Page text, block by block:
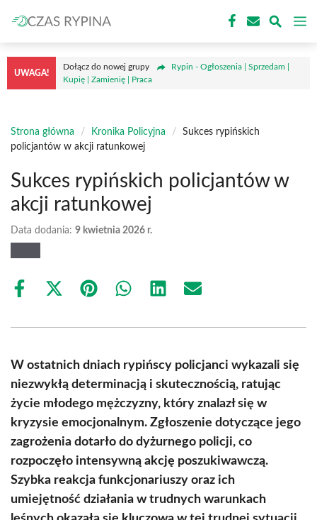
do
treści
UWAGA!
Dołącz do nowej grupy
Rypin - Ogłoszenia | Sprzedam |
Kupię | Zamienię | Praca
Strona główna / Kronika Policyjna /
Sukces rypińskich
policjantów w akcji ratunkowej
Sukces rypińskich policjantów w
akcji ratunkowej
Data dodania: 9 kwietnia 2026 r.
Share
Share
(Twitter)
Share Share Share Share
W ostatnich dniach rypińscy policjanci wykazali się
niezwykłą determinacją i skutecznością, ratując
życie młodego mężczyzny, który znalazł się w
kryzysie emocjonalnym. Zgłoszenie dotyczące jego
zagrożenia dotarło do dyżurnego policji, co
rozpoczęło intensywną akcję poszukiwawczą.
Szybka reakcja funkcjonariuszy oraz ich
umiejętność działania w trudnych warunkach